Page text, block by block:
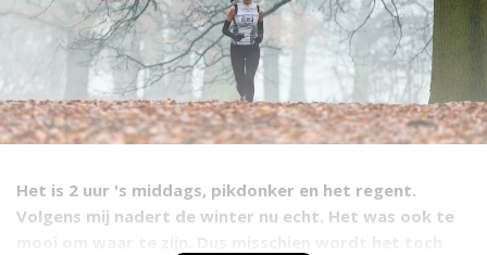
Het is 2 uur 's middags, pikdonker en het regent.
Volgens mij nadert de winter nu echt. Het was ook te